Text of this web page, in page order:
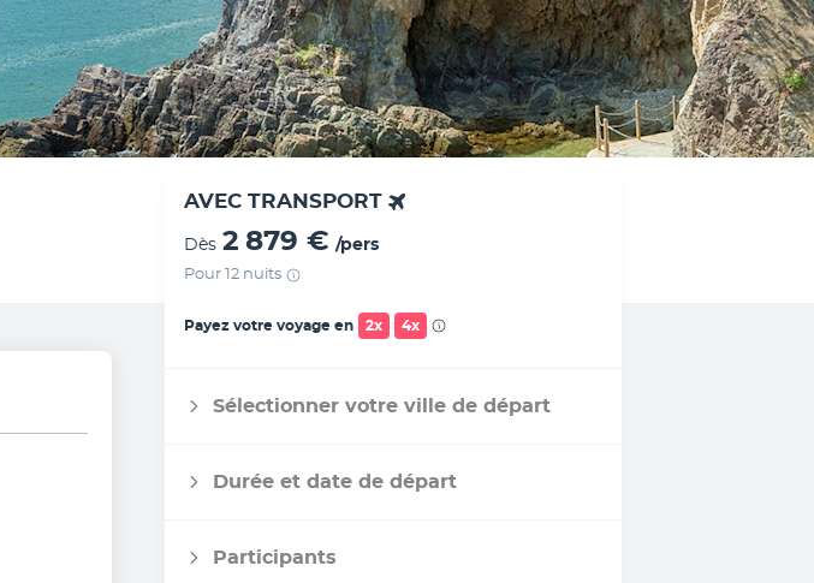
AVEC TRANSPORT
Dès 2 879 € /pers
Pour 12 nuits
Payez votre voyage en 2x 4x
Sélectionner votre ville de départ
Durée et date de départ
Participants